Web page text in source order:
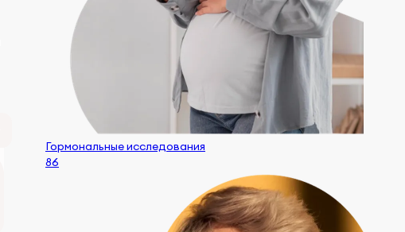
Гормональные исследования
86